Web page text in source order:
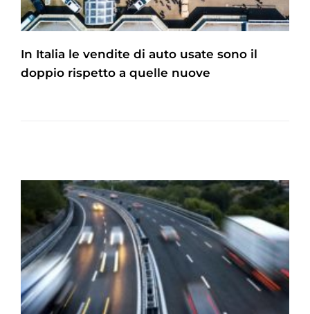
In Italia le vendite di auto usate sono il
doppio rispetto a quelle nuove